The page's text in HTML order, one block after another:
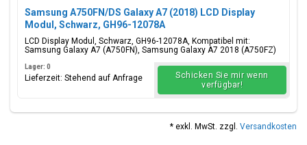
Modellcode(s)
SM-A750F, SM-A750FN, SM-A750G, SM-A750GN, SM-
A750C, SM-A750X, SM-A750N
Black, blue, gold, pink
Samsung A750FN/DS Galaxy A7 (2018) LCD Display
Modul, Schwarz, GH96-12078A
LCD Display Modul, Schwarz, GH96-12078A, Kompatibel mit:
Samsung Galaxy A7 (A750FN), Samsung Galaxy A7 2018 (A750FZ)
Lager: 0
Lieferzeit: Stehend auf Anfrage
Schicken Sie mir wenn
verfügbar!
* exkl. MwSt. zzgl. Versandkosten